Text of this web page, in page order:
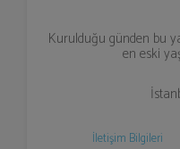
Kurulduğu günden bu
en eski
İletişim Bilgileri